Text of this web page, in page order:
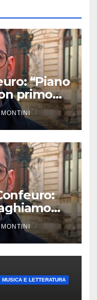
“Piano
primo
basta”
Ue
MUSICA E LETTERATURA